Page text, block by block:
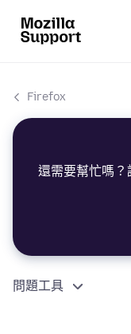
Firefox
還需要幫忙嗎？
問題工具